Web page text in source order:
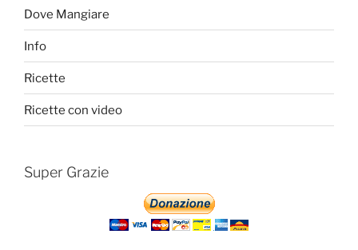
Dove Mangiare
Info
Ricette
Ricette con video
Super Grazie